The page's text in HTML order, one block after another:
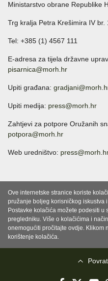
Ministarstvo obrane Republike
Trg kralja Petra Krešimira IV
Tel: +385 (1) 4567 111
E-adresa za tijela državne
pisarnica@morh.hr
Upiti građana:
Upiti medija: press@morh.hr
Zahtjevi za potpore Oružanih
potpora@morh.hr
Web uredništvo:
Ove internetske stranice koriste
pružanje boljeg korisničkog iskustva
Postavke kolačića možete podesiti u
pregledniku. Više o kolačićima i
onemogućiti pročitajte ovdje. Klikom
korištenje kolačića.